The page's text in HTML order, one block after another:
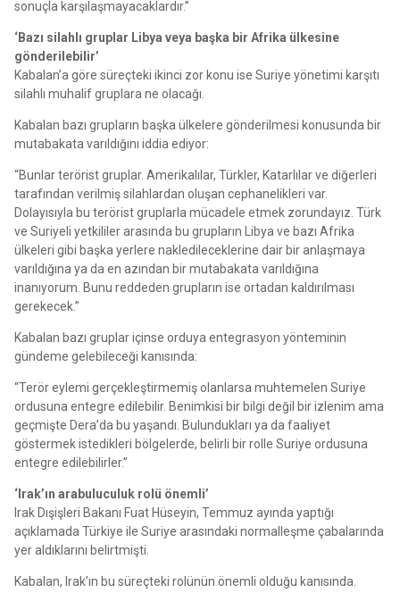
sonuçla karşılaşmayacaklardır.”
‘Bazı silahlı gruplar Libya veya başka bir Afrika ülkesine
gönderilebilir’
Kabalan’a göre süreçteki ikinci zor konu ise Suriye yönetimi karşıtı
silahlı muhalif gruplara ne olacağı.
Kabalan bazı grupların başka ülkelere gönderilmesi konusunda bir
mutabakata varıldığını iddia ediyor:
“Bunlar terörist gruplar. Amerikalılar, Türkler, Katarlılar ve diğerleri
tarafından verilmiş silahlardan oluşan cephanelikleri var.
Dolayısıyla bu terörist gruplarla mücadele etmek zorundayız. Türk
ve Suriyeli yetkililer arasında bu grupların Libya ve bazı Afrika
ülkeleri gibi başka yerlere nakledileceklerine dair bir anlaşmaya
varıldığına ya da en azından bir mutabakata varıldığına
inanıyorum. Bunu reddeden grupların ise ortadan kaldırılması
gerekecek.”
Kabalan bazı gruplar içinse orduya entegrasyon yönteminin
gündeme gelebileceği kanısında:
“Terör eylemi gerçekleştirmemiş olanlarsa muhtemelen Suriye
ordusuna entegre edilebilir. Benimkisi bir bilgi değil bir izlenim ama
geçmişte Dera’da bu yaşandı. Bulundukları ya da faaliyet
göstermek istedikleri bölgelerde, belirli bir rolle Suriye ordusuna
entegre edilebilirler.”
‘Irak’ın arabuluculuk rolü önemli’
Irak Dışişleri Bakanı Fuat Hüseyin, Temmuz ayında yaptığı
açıklamada Türkiye ile Suriye arasındaki normalleşme çabalarında
yer aldıklarını belirtmişti.
Kabalan, Irak’ın bu süreçteki rolünün önemli olduğu kanısında.